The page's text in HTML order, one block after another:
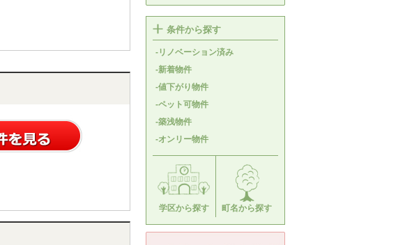
条件から探す
-リノベーション済み
-新着物件
-値下がり物件
-ペット可物件
-築浅物件
-オンリー物件
学区から探す 町名から探す